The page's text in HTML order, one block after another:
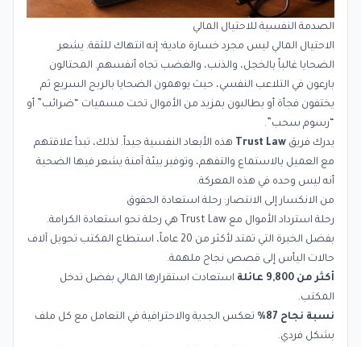
الصدمة النفسية للاحتيال المالي
الاحتيال المالي ليس مجرد خسارة مادية؛ إنه انتهاك للثقة. يشعر
الضحايا غالباً بالخجل، والذنب، والغضب تجاه أنفسهم. المحتالون
بارعون في التلاعب النفسي، حيث يوهمون الضحايا بالربح السريع ثم
يختفون فجأة أو يطالبون بمزيد من الأموال تحت مسميات “ضرائب” أو
“رسوم سحب”.
يدرك فريق Trust Law هذه الأبعاد النفسية جيداً. لذلك، تبدأ علاقتهم
مع العميل بالاستماع والتفهم، وتوفير بيئة آمنة يشعر فيها الضحية
أنه ليس وحده في هذه المعركة.
من الانكسار إلى الانتصار: رحلة استعادة الحقوق
رحلة استرداد الأموال مع Trust Law هي رحلة نحو استعادة الكرامة.
بفضل الخبرة التي تمتد لأكثر من 20 عاماً، استطاع المكتب تحويل آلاف
حالات اليأس إلى قصص نجاح ملهمة.
أكثر من 9,800 عائلة
استعادت استقرارها المالي بفضل تدخل
المكتب.
نسبة نجاح 87%
تعكس الجدية والاحترافية في التعامل مع كل ملف
بشكل فردي.